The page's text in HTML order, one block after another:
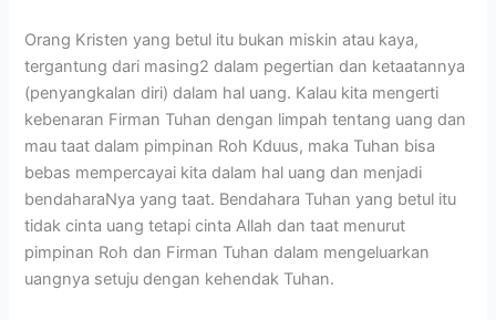
Orang Kristen yang betul itu bukan miskin atau kaya,
tergantung dari masing2 dalam pegertian dan ketaatannya
(penyangkalan diri) dalam hal uang. Kalau kita mengerti
kebenaran Firman Tuhan dengan limpah tentang uang dan
mau taat dalam pimpinan Roh Kduus, maka Tuhan bisa
bebas mempercayai kita dalam hal uang dan menjadi
bendaharaNya yang taat. Bendahara Tuhan yang betul itu
tidak cinta uang tetapi cinta Allah dan taat menurut
pimpinan Roh dan Firman Tuhan dalam mengeluarkan
uangnya setuju dengan kehendak Tuhan.